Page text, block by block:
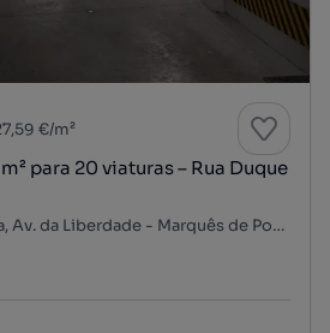
€/m²
para 20 viaturas – Rua Duque
Rua Duque de Palmela, Av. da Liberdade - Marquês de Pombal, Santo António, Lisboa, Lisboa